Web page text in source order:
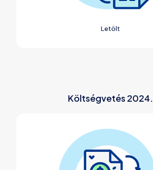
Letölt
Költségvetés 2024.